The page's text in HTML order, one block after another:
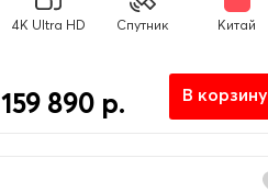
4K Ultra HD Спутник Китай
159 890 р. В корзину